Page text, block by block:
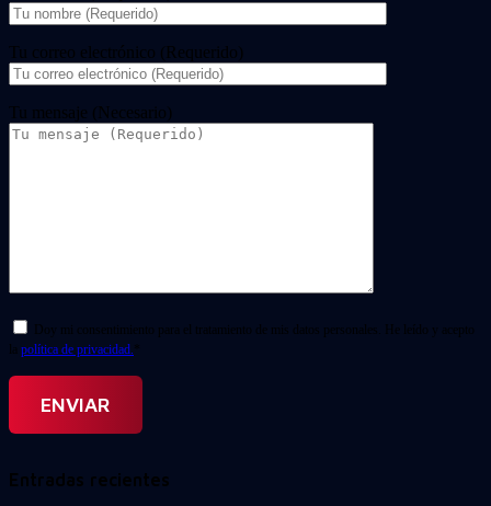
Tu correo electrónico (Requerido)
Tu mensaje (Necesario)
Doy mi consentimiento para el tratamiento de mis datos personales. He leído y acepto
la política de privacidad. *
Entradas recientes